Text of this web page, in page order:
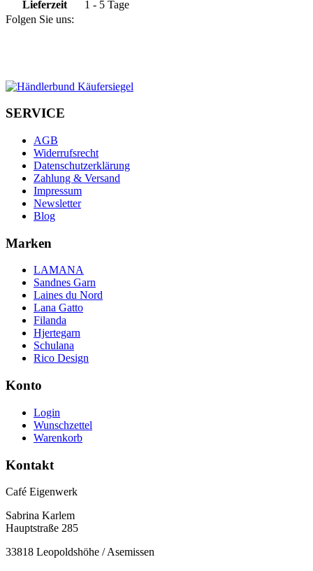
Lieferzeit
1 - 5 Tage
Folgen Sie uns:
SERVICE
AGB
Widerrufsrecht
Datenschutzerklärung
Zahlung & Versand
Impressum
Newsletter
Blog
Marken
LAMANA
Sandnes Garn
Laines du Nord
Lana Gatto
Filanda
Hjertegarn
Schulana
Rico Design
Konto
Login
Wunschzettel
Warenkorb
Kontakt
Café Eigenwerk
Sabrina Karlem
Hauptstraße 285
33818 Leopoldshöhe / Asemissen